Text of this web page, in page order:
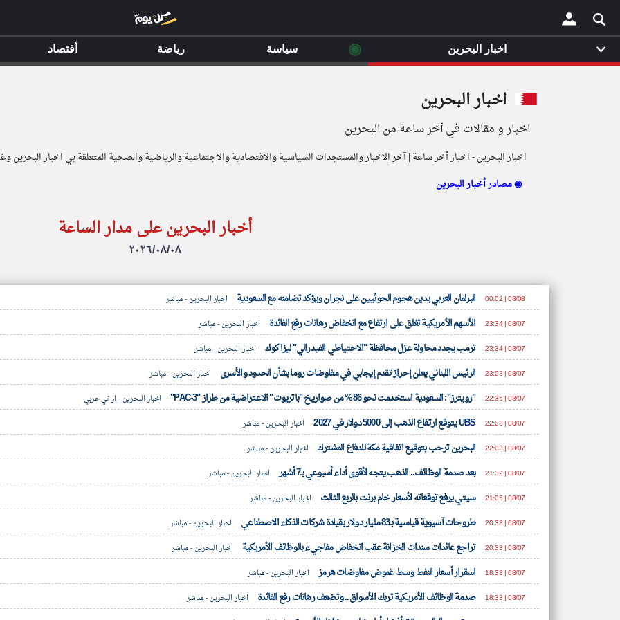
× اخبار البحرين
اخبار و مقالات في أخر ساعة من البحرين
اخبار البحرين - اخبار أخر ساعة | آخر الاخبار والمستجدات السياسية والاقتصادية والاجتماعية والرياضية والصحية المتعلقة بي اخبار البحرين
مصادر أخبار البحرين ◉
أخبار البحرين على مدار الساعة
٢٠٢٦/٠٨/٠٨
08/08 | 00:02 البرلمان العربي يدين هجوم الحوثيين على نجران ويؤكد تضامنه مع السعودية
اخبار البحرين - مباشر
08/07 | 23:34
الأسهم الأمريكية تغلق على ارتفاع مع انخفاض رهانات رفع الفائدة
اخبار البحرين - مباشر
08/07 | 23:34
ترمب يجدد محاولة عزل محافظة "الاحتياطي الفيدرالي" ليزا كوك
اخبار البحرين - مباشر
08/07 | 23:03
الرئيس اللبناني يعلن إحراز تقدم إيجابي في مفاوضات روما بشأن الحدود والأسرى
اخبار البحرين - مباشر
08/07 | 22:35
"رويترز": السعودية استخدمت نحو 86% من صواريخ "باتريوت" الاعتراضية من طراز "PAC-3"
اخبار البحرين - ار تي عربي
08/07 | 22:03
UBS يتوقع ارتفاع الذهب إلى 5000 دولار في 2027
اخبار البحرين - مباشر
08/07 | 22:03
البحرين ترحب بتوقيع اتفاقية مكة للدفاع المشترك
اخبار البحرين - مباشر
08/07 | 21:32
بعد صدمة الوظائف.. الذهب يتجه لأقوى أداء أسبوعي بـ7 أشهر
اخبار البحرين - مباشر
08/07 | 21:05
سيتي يرفع توقعاته لأسعار خام برنت بالربع الثالث
اخبار البحرين - مباشر
08/07 | 20:33
طروحات آسيوية قياسية بـ83 مليار دولار بقيادة شركات الذكاء الاصطناعي
اخبار البحرين - مباشر
08/07 | 20:33
تراجع عائدات سندات الخزانة عقب انخفاض مفاجيء بالوظائف الأمريكية
اخبار البحرين - مباشر
08/07 | 18:33
اسقرار أسعار النفط وسط غموض مفاوضات هرمز
اخبار البحرين - مباشر
08/07 | 18:33
صدمة الوظائف الأمريكية تربك الأسواق.. وتضعف رهانات رفع الفائدة
اخبار البحرين - مباشر
اخبار البحرين ◉ سياسة رياضة أقتصاد